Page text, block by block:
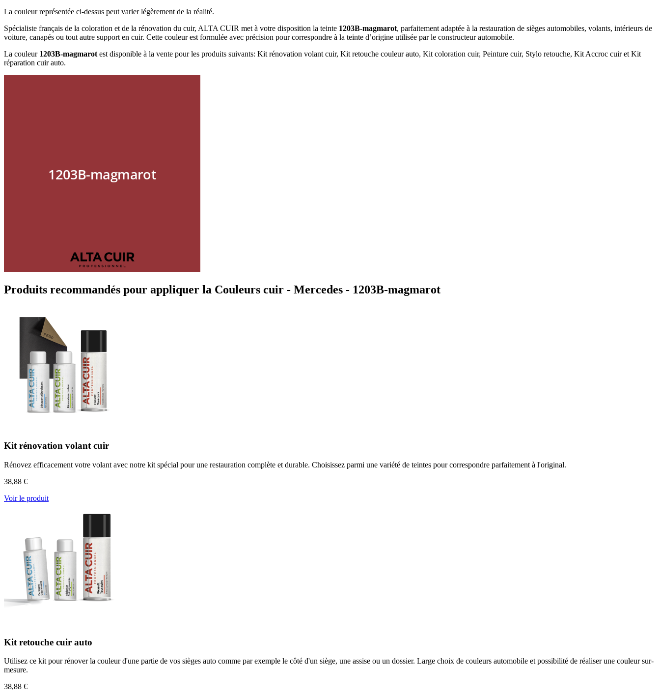
La couleur représentée ci-dessus peut varier légèrement de la réalité.
Spécialiste français de la coloration et de la rénovation du cuir, ALTA CUIR met à votre disposition la teinte 1203B-magmarot, parfaitement adaptée à la restauration de sièges automobiles, volants, intérieurs de
voiture, canapés ou tout autre support en cuir. Cette couleur est formulée avec précision pour correspondre à la teinte d’origine utilisée par le constructeur automobile.
La couleur 1203B-magmarot est disponible à la vente pour les produits suivants: Kit rénovation volant cuir, Kit retouche couleur auto, Kit coloration cuir, Peinture cuir, Stylo retouche, Kit Accroc cuir et Kit
réparation cuir auto.
Produits recommandés pour appliquer la Couleurs cuir - Mercedes - 1203B-magmarot
Kit rénovation volant cuir
Rénovez efficacement votre volant avec notre kit spécial pour une restauration complète et durable. Choisissez parmi une variété de teintes pour correspondre parfaitement à l'original.
38,88 €
Voir le produit
Kit retouche cuir auto
Utilisez ce kit pour rénover la couleur d'une partie de vos sièges auto comme par exemple le côté d'un siège, une assise ou un dossier. Large choix de couleurs automobile et possibilité de réaliser une couleur sur-
mesure.
38,88 €